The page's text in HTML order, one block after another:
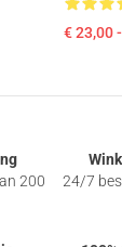
€ 23,00
200
24/7